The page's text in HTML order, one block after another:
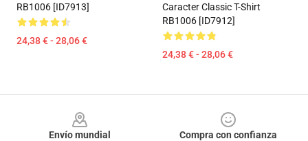
RB1006 [ID7913]
24,38 € - 28,06 €
Caracter Classic T-Shirt
RB1006 [ID7912]
24,38 € - 28,06 €
Envío mundial
Compra con confianza